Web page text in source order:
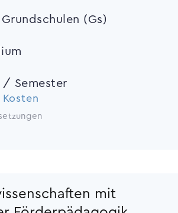
(Gs)
/ Semester
mit